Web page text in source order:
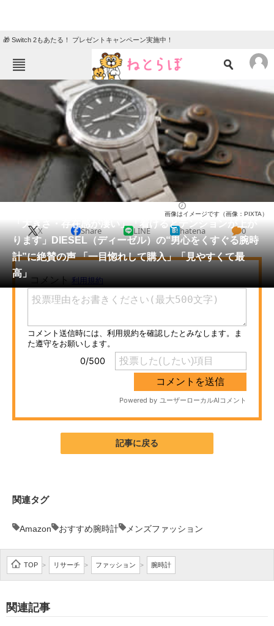
🎁 Switch 2もあたる！ プレゼントキャンペーン実施中！
ねとらぼメニュー
TOP ニュース
クイズ
グルメ 地域
教育・育児
リサーチ
メディア
ITの今と未来を見通す
スマホと通信の最新トレンド
進化するPCとデバイスの未来
AI活用のいまが分かる
企業向けIT製品の総合サイト
製造業のIT導入・活用を支援
「大きさ・存在感が凄い」「着けるとテンションが上が
ります」DIESEL（ディーゼル）の“男心をくすぐる腕時
計”に絶賛の声 「一目惚れして購入」「見やすくて最
高」
画像はイメージです（画像：PIXTA）
X Share LINE hatena 0
記事に戻る
関連タグ
Amazon おすすめ腕時計 メンズファッション
TOP > リサーチ > ファッション > 腕時計
関連記事